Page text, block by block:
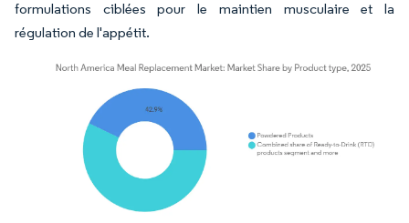
formulations ciblées pour le maintien musculaire et la
régulation de l'appétit.